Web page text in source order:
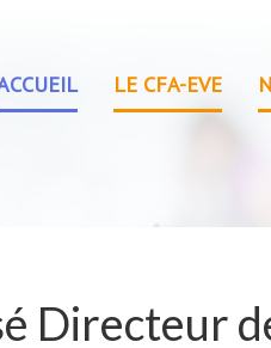
LE CFA-EVE
Directeur